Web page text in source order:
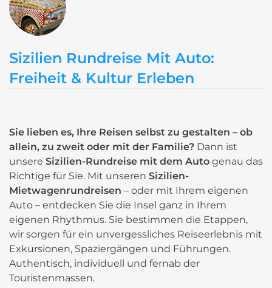
Sizilien Rundreise Mit Auto:
Freiheit & Kultur Erleben
Sie lieben es, Ihre Reisen selbst zu gestalten – ob
allein, zu zweit oder mit der Familie? Dann ist
unsere Sizilien-Rundreise mit dem Auto genau das
Richtige für Sie. Mit unseren Sizilien-
Mietwagenrundreisen – oder mit Ihrem eigenen
Auto – entdecken Sie die Insel ganz in Ihrem
eigenen Rhythmus. Sie bestimmen die Etappen,
wir sorgen für ein unvergessliches Reiseerlebnis mit
Exkursionen, Spaziergängen und Führungen.
Authentisch, individuell und fernab der
Touristenmassen.